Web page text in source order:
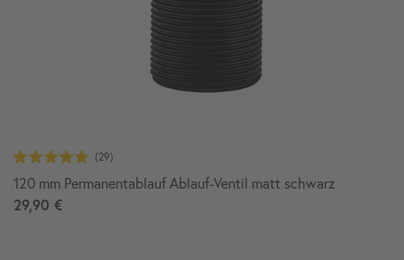
120 mm Permanentablauf Ablauf-Ventil matt schwarz
29,90 €